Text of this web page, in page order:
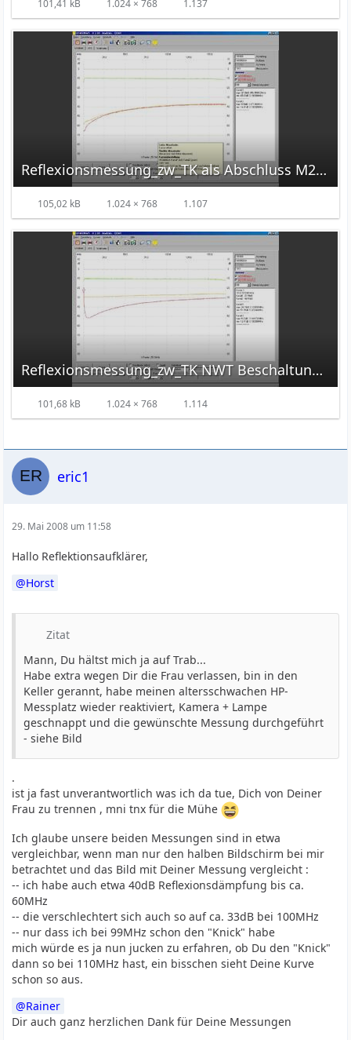
101,41 kB 1.024 × 768 1.137
Reflexionsmessung_zw_TK als Abschluss M2.jpg
105,02 kB 1.024 × 768 1.107
Reflexionsmessung_zw_TK NWT Beschaltung M2.jpg
101,68 kB 1.024 × 768 1.114
eric1
29. Mai 2008 um 11:58
Hallo Reflektionsaufklärer,
Horst
Zitat
Mann, Du hältst mich ja auf Trab...
Habe extra wegen Dir die Frau verlassen, bin in den
Keller gerannt, habe meinen altersschwachen HP-
Messplatz wieder reaktiviert, Kamera + Lampe
geschnappt und die gewünschte Messung durchgeführt
- siehe Bild
.
ist ja fast unverantwortlich was ich da tue, Dich von Deiner
Frau zu trennen , mni tnx für die Mühe
Ich glaube unsere beiden Messungen sind in etwa
vergleichbar, wenn man nur den halben Bildschirm bei mir
betrachtet und das Bild mit Deiner Messung vergleicht :
-- ich habe auch etwa 40dB Reflexionsdämpfung bis ca.
60MHz
-- die verschlechtert sich auch so auf ca. 33dB bei 100MHz
-- nur dass ich bei 99MHz schon den "Knick" habe
mich würde es ja nun jucken zu erfahren, ob Du den "Knick"
dann so bei 110MHz hast, ein bisschen sieht Deine Kurve
schon so aus.
Rainer
Dir auch ganz herzlichen Dank für Deine Messungen